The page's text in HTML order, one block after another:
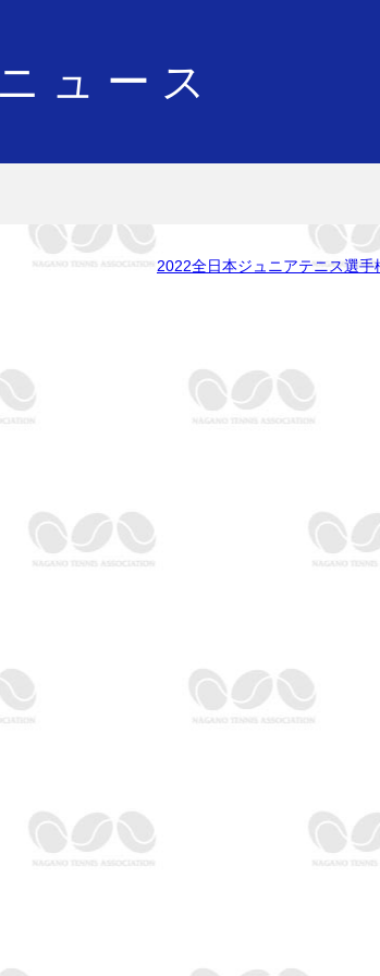
ュース
2022全日本ジュニアテニス選